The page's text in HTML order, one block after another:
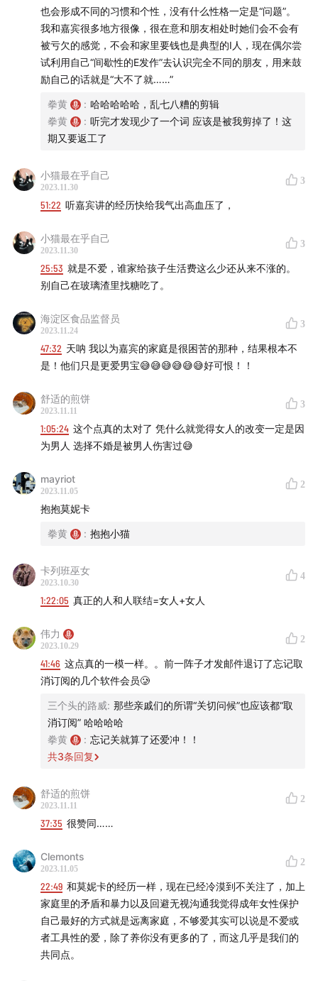
放，并努力创造更多女性群体联结的可能性。祝福所有的
梅丽娜不会被困在阁楼中，不会被困在那不勒斯，在成为
强者的路上过自己定义的生活。
主页添加微信进群～一起放肆聊天吧！爱女者联盟欢迎
📮来信邮箱：Lookingfor_Melina@pm.me
谢谢朋友们对我们创作的支持与鼓励！❤️
也会形成不同的习惯和个性，没有什么性格一定是“问题”。
我和嘉宾很多地方很像，很在意和朋友相处时她们会不会有
被亏欠的感觉，不会和家里要钱也是典型的I人，现在偶尔尝
试利用自己“间歇性的E发作”去认识完全不同的朋友，用来鼓
励自己的话就是“大不了就……”
拳黄 : 哈哈哈哈哈，乱七八糟的剪辑
拳黄
: 听完才发现少了一个词 应该是被我剪掉了！这
期又要返工了
小猫最在乎自己
2023.11.30
3
51:22 听嘉宾讲的经历快给我气出高血压了，
小猫最在乎自己
2023.11.30
3
25:53 就是不爱，谁家给孩子生活费这么少还从来不涨的。
别自己在玻璃渣里找糖吃了。
海淀区食品监督员
2023.11.24
3
47:32 天呐 我以为嘉宾的家庭是很困苦的那种，结果根本不
是！他们只是更爱男宝😅😅😅😅😅😅好可恨！！
舒适的煎饼
2023.11.11
3
1:05:24 这个点真的太对了 凭什么就觉得女人的改变一定是因
为男人 选择不婚是被男人伤害过😅
mayriot
2023.11.05
2
抱抱莫妮卡
拳黄 : 抱抱小猫
卡列班巫女
2023.10.30
4
1:22:05 真正的人和人联结=女人+女人
伟力
2023.10.29
2
41:46 这点真的一模一样。。前一阵子才发邮件退订了忘记取
消订阅的几个软件会员🥲
三个头的路威: 那些亲戚们的所谓“关切问候”也应该都“取
消订阅” 哈哈哈哈
拳黄
: 忘记关就算了还爱冲！！
共3条回复
舒适的煎饼
2023.11.11
2
37:35 很赞同……
Clemonts
2023.11.05
2
22:49 和莫妮卡的经历一样，现在已经冷漠到不关注了，加上
家庭里的矛盾和暴力以及回避无视沟通我觉得成年女性保护
自己最好的方式就是远离家庭，不够爱其实可以说是不爱或
者工具性的爱，除了养你没有更多的了，而这几乎是我们的
共同点。